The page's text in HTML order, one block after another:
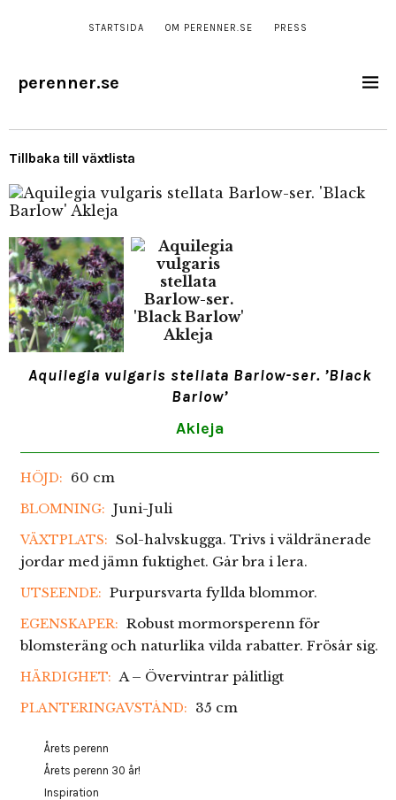
STARTSIDA OM PERENNER.SE PRESS
perenner.se
Tillbaka till växtlista
Aquilegia vulgaris stellata Barlow-ser. ’Black
Barlow’
Akleja
HÖJD: 60 cm
BLOMNING: Juni-Juli
VÄXTPLATS: Sol-halvskugga. Trivs i väldränerade
jordar med jämn fuktighet. Går bra i lera.
UTSEENDE: Purpursvarta fyllda blommor.
EGENSKAPER: Robust mormorsperenn för
blomsteräng och naturlika vilda rabatter. Frösår sig.
HÄRDIGHET: A – Övervintrar pålitligt
PLANTERINGAVSTÅND: 35 cm
Årets perenn
Årets perenn 30 år!
Inspiration